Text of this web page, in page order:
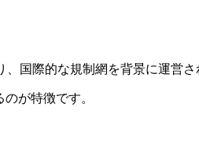
国際的な規制網を背景に運営さ
が特徴です。